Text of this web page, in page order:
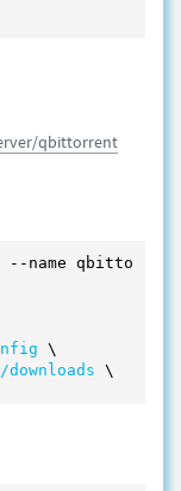
qbittorrent
--name
\
downloads \